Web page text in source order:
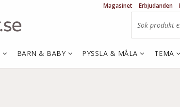
Magasinet Erbjudanden
BARN & BABY PYSSLA & MÅLA TEMA